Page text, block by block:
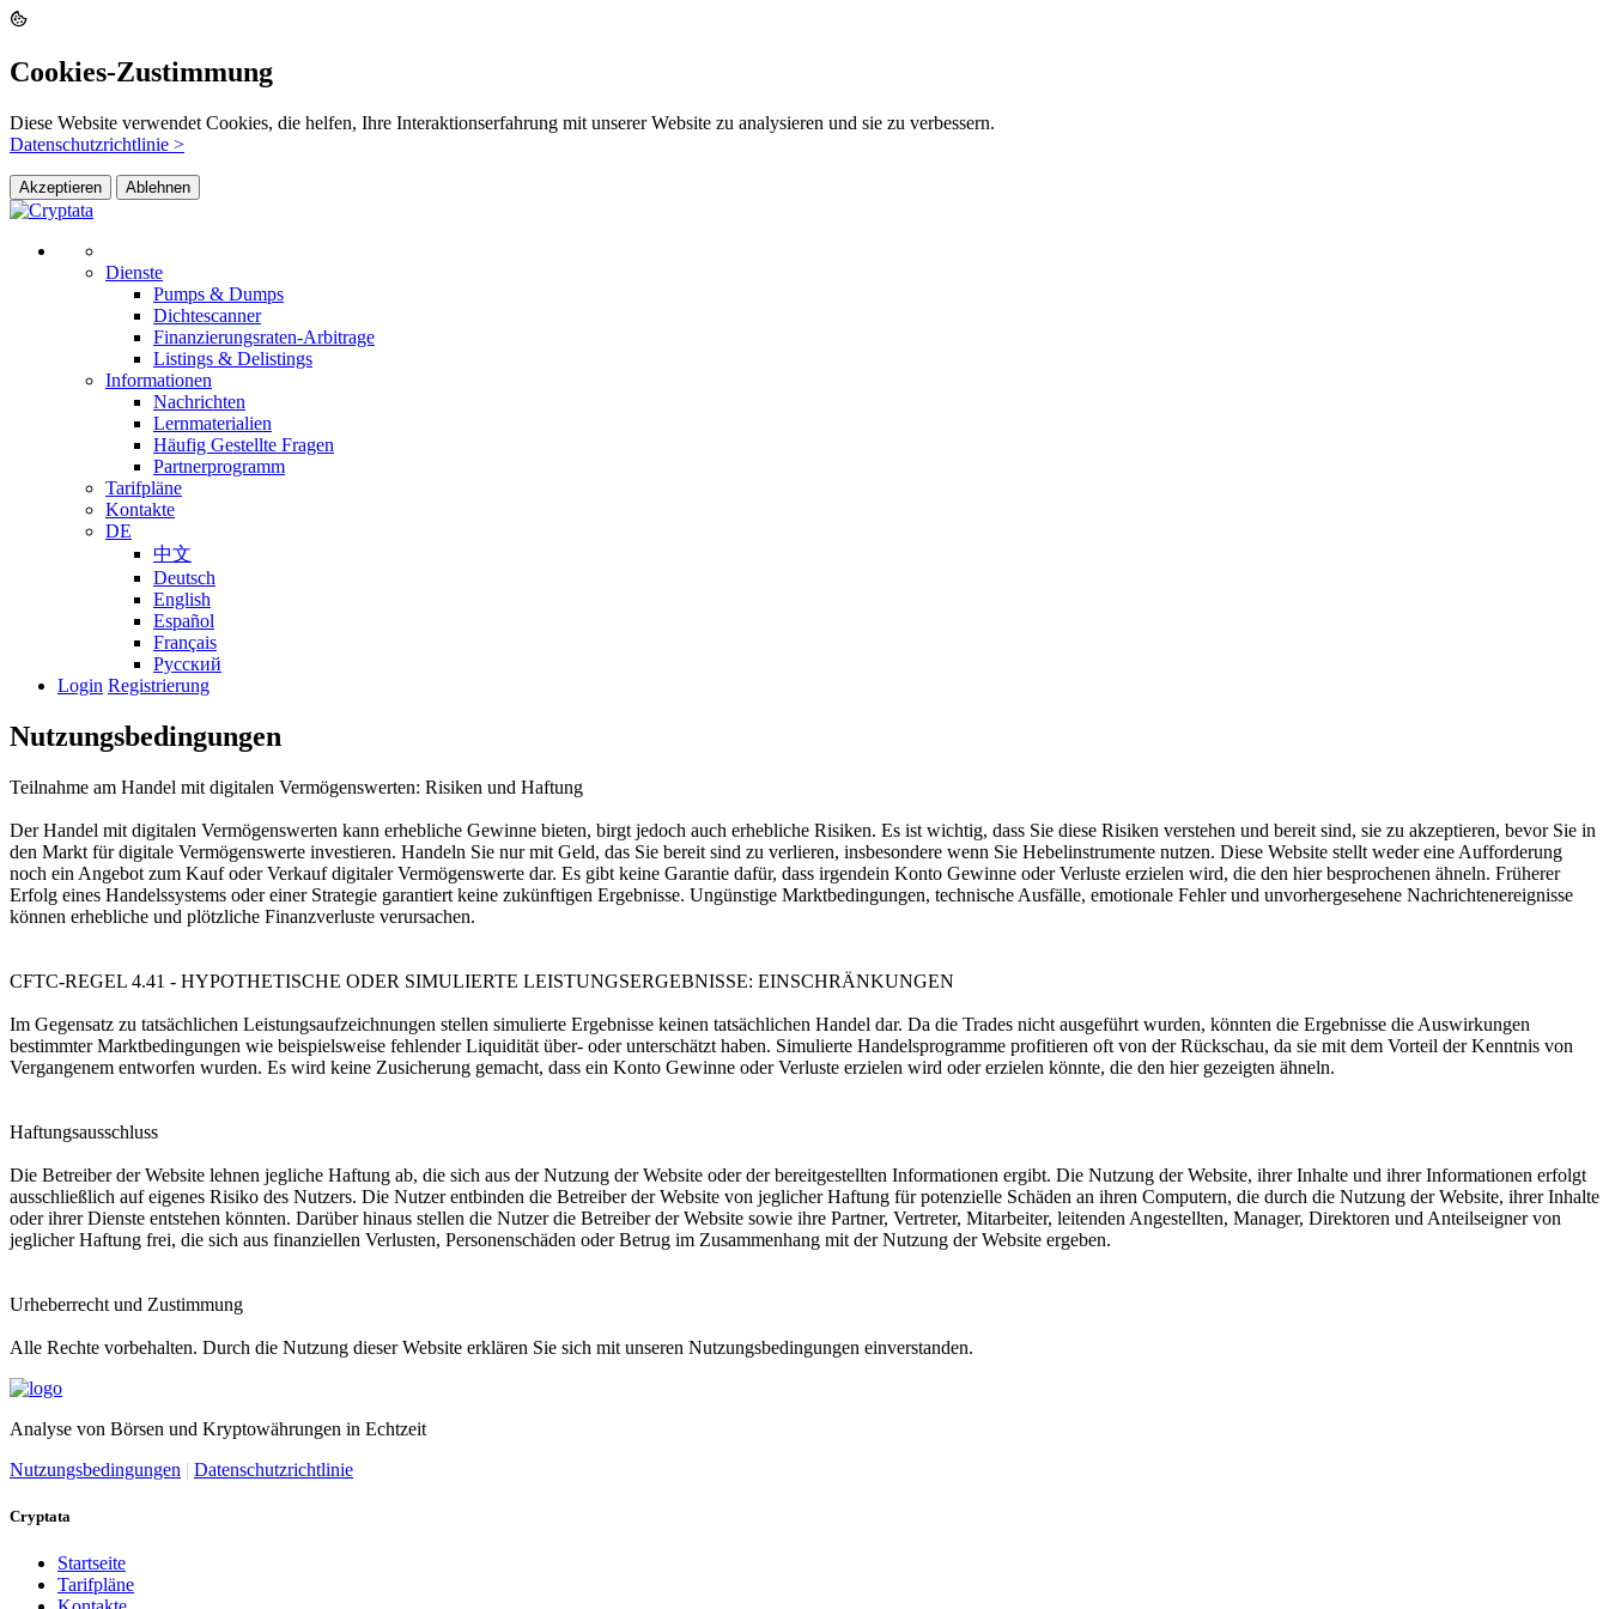
Cookies-Zustimmung
Diese Website verwendet Cookies, die helfen, Ihre Interaktionserfahrung mit unserer Website zu analysieren und sie zu verbessern.
Datenschutzrichtlinie >
Akzeptieren Ablehnen
Dienste
Pumps & Dumps
Dichtescanner
Finanzierungsraten-Arbitrage
Listings & Delistings
Informationen
Nachrichten
Lernmaterialien
Häufig Gestellte Fragen
Partnerprogramm
Tarifpläne
Kontakte
DE
中文
Deutsch
English
Español
Français
Русский
Login Registrierung
Nutzungsbedingungen
Teilnahme am Handel mit digitalen Vermögenswerten: Risiken und Haftung
Der Handel mit digitalen Vermögenswerten kann erhebliche Gewinne bieten, birgt jedoch auch erhebliche Risiken. Es ist wichtig, dass Sie diese Risiken verstehen und bereit sind, sie zu akzeptieren, bevor Sie in
den Markt für digitale Vermögenswerte investieren. Handeln Sie nur mit Geld, das Sie bereit sind zu verlieren, insbesondere wenn Sie Hebelinstrumente nutzen. Diese Website stellt weder eine Aufforderung
noch ein Angebot zum Kauf oder Verkauf digitaler Vermögenswerte dar. Es gibt keine Garantie dafür, dass irgendein Konto Gewinne oder Verluste erzielen wird, die den hier besprochenen ähneln. Früherer
Erfolg eines Handelssystems oder einer Strategie garantiert keine zukünftigen Ergebnisse. Ungünstige Marktbedingungen, technische Ausfälle, emotionale Fehler und unvorhergesehene Nachrichtenereignisse
können erhebliche und plötzliche Finanzverluste verursachen.
CFTC-REGEL 4.41 - HYPOTHETISCHE ODER SIMULIERTE LEISTUNGSERGEBNISSE: EINSCHRÄNKUNGEN
Im Gegensatz zu tatsächlichen Leistungsaufzeichnungen stellen simulierte Ergebnisse keinen tatsächlichen Handel dar. Da die Trades nicht ausgeführt wurden, könnten die Ergebnisse die Auswirkungen
bestimmter Marktbedingungen wie beispielsweise fehlender Liquidität über- oder unterschätzt haben. Simulierte Handelsprogramme profitieren oft von der Rückschau, da sie mit dem Vorteil der Kenntnis von
Vergangenem entworfen wurden. Es wird keine Zusicherung gemacht, dass ein Konto Gewinne oder Verluste erzielen wird oder erzielen könnte, die den hier gezeigten ähneln.
Haftungsausschluss
Die Betreiber der Website lehnen jegliche Haftung ab, die sich aus der Nutzung der Website oder der bereitgestellten Informationen ergibt. Die Nutzung der Website, ihrer Inhalte und ihrer Informationen erfolgt
ausschließlich auf eigenes Risiko des Nutzers. Die Nutzer entbinden die Betreiber der Website von jeglicher Haftung für potenzielle Schäden an ihren Computern, die durch die Nutzung der Website, ihrer Inhalte
oder ihrer Dienste entstehen könnten. Darüber hinaus stellen die Nutzer die Betreiber der Website sowie ihre Partner, Vertreter, Mitarbeiter, leitenden Angestellten, Manager, Direktoren und Anteilseigner von
jeglicher Haftung frei, die sich aus finanziellen Verlusten, Personenschäden oder Betrug im Zusammenhang mit der Nutzung der Website ergeben.
Urheberrecht und Zustimmung
Alle Rechte vorbehalten. Durch die Nutzung dieser Website erklären Sie sich mit unseren Nutzungsbedingungen einverstanden.
Analyse von Börsen und Kryptowährungen in Echtzeit
Nutzungsbedingungen | Datenschutzrichtlinie
Cryptata
Startseite
Tarifpläne